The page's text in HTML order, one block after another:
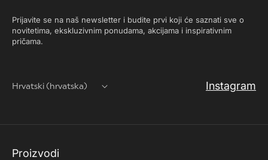
Prijavite se na naš newsletter i budite prvi koji će saznati sve o
novitetima, ekskluzivnim ponudama, akcijama i inspirativnim
pričama.
Hrvatski (hrvatska) Instagram
Proizvodi